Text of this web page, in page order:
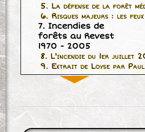
5. La défense de la forêt
6. Risques majeurs : les feux
7. Incendies de
forêts au Revest
1970 - 2005
8. L'incendie du 1er juillet
9. Extrait de Loyse par Paul